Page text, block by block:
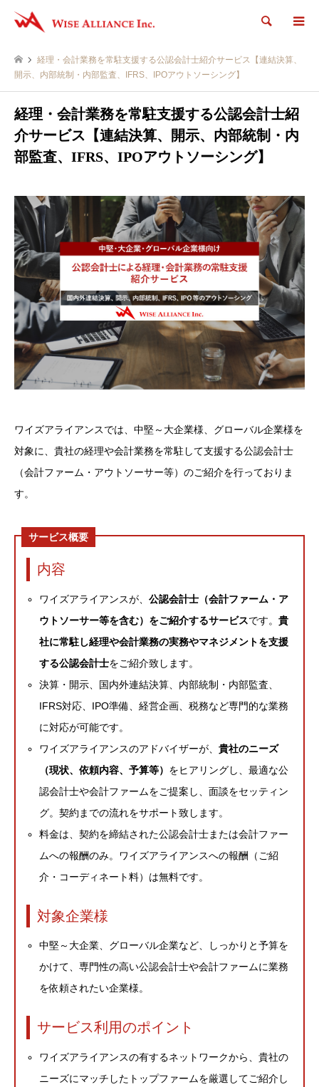
検索
経理・会計業務を常駐支援する公認会計士紹介サービス【連結決算、
開示、内部統制・内部監査、IFRS、IPOアウトソーシング】
経理・会計業務を常駐支援する公認会計士紹
介サービス【連結決算、開示、内部統制・内
部監査、IFRS、IPOアウトソーシング】
ワイズアライアンスでは、中堅～大企業様、グローバル企業様を
対象に、貴社の経理や会計業務を常駐して支援する公認会計士
（会計ファーム・アウトソーサー等）のご紹介を行っておりま
す。
サービス概要
内容
ワイズアライアンスが、公認会計士（会計ファーム・ア
ウトソーサー等を含む）をご紹介するサービスです。貴
社に常駐し経理や会計業務の実務やマネジメントを支援
する公認会計士をご紹介致します。
決算・開示、国内外連結決算、内部統制・内部監査、
IFRS対応、IPO準備、経営企画、税務など専門的な業務
に対応が可能です。
ワイズアライアンスのアドバイザーが、貴社のニーズ
（現状、依頼内容、予算等） をヒアリングし、最適な公
認会計士や会計ファームをご提案し、面談をセッティン
グ。契約までの流れをサポート致します。
料金は、契約を締結された公認会計士または会計ファー
ムへの報酬のみ。ワイズアライアンスへの報酬（ご紹
介・コーディネート料）は無料です。
対象企業様
中堅～大企業、グローバル企業など、しっかりと予算を
かけて、専門性の高い公認会計士や会計ファームに業務
を依頼されたい企業様。
サービス利用のポイント
ワイズアライアンスの有するネットワークから、貴社の
ニーズにマッチしたトップファームを厳選してご紹介し